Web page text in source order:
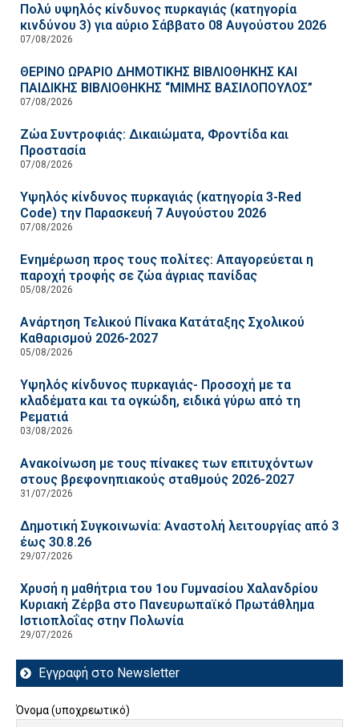
Πολύ υψηλός κίνδυνος πυρκαγιάς (κατηγορία
κινδύνου 3) για αύριο Σάββατο 08 Αυγούστου 2026
07/08/2026
ΘΕΡΙΝΟ ΩΡΑΡΙΟ ΔΗΜΟΤΙΚΗΣ ΒΙΒΛΙΟΘΗΚΗΣ ΚΑΙ
ΠΑΙΔΙΚΗΣ ΒΙΒΛΙΟΘΗΚΗΣ “ΜΙΜΗΣ ΒΑΣΙΛΟΠΟΥΛΟΣ”
07/08/2026
Ζώα Συντροφιάς: Δικαιώματα, Φροντίδα και
Προστασία
07/08/2026
Υψηλός κίνδυνος πυρκαγιάς (κατηγορία 3-Red
Code) την Παρασκευή 7 Αυγούστου 2026
07/08/2026
Ενημέρωση προς τους πολίτες: Απαγορεύεται η
παροχή τροφής σε ζώα άγριας πανίδας
05/08/2026
Ανάρτηση Τελικού Πίνακα Κατάταξης Σχολικού
Καθαρισμού 2026-2027
05/08/2026
Υψηλός κίνδυνος πυρκαγιάς- Προσοχή με τα
κλαδέματα και τα ογκώδη, ειδικά γύρω από τη
Ρεματιά
03/08/2026
Ανακοίνωση με τους πίνακες των επιτυχόντων
στους βρεφονηπιακούς σταθμούς 2026-2027
31/07/2026
Δημοτική Συγκοινωνία: Αναστολή λειτουργίας από 3
έως 30.8.26
29/07/2026
Χρυσή η μαθήτρια του 1ου Γυμνασίου Χαλανδρίου
Κυριακή Ζέρβα στο Πανευρωπαϊκό Πρωτάθλημα
Ιστιοπλοΐας στην Πολωνία
29/07/2026
Εγγραφή στο Newsletter
Όνομα (υποχρεωτικό)